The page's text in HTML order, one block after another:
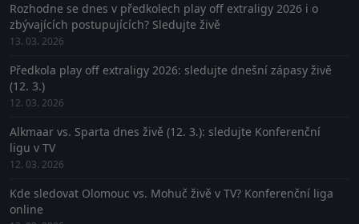
Rozhodne se dnes v předkolech play off extraligy 2026 i o
zbývajících postupujících? Sledujte živě
13. 03. 2026
Předkola play off extraligy 2026: sledujte dnešní zápasy živě
(12. 3.)
12. 03. 2026
Alkmaar vs. Sparta dnes živě (12. 3.): sledujte Konferenční
ligu v TV
12. 03. 2026
Kde sledovat Olomouc vs. Mohuč živě v TV? Konferenční liga
online